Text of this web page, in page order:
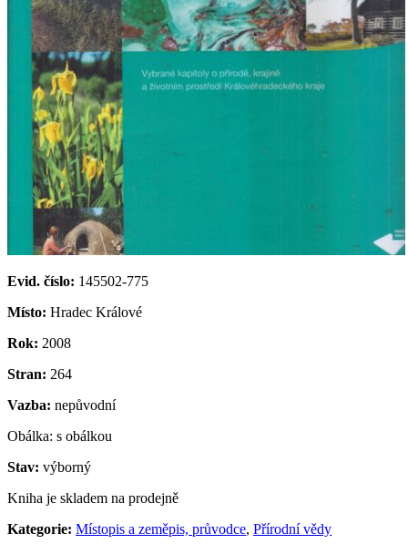
Evid. číslo: 145502-775
Místo: Hradec Králové
Rok: 2008
Stran: 264
Vazba: nepůvodní
Obálka: s obálkou
Stav: výborný
Kniha je skladem na prodejně
Kategorie: Místopis a zeměpis, průvodce, Přírodní vědy